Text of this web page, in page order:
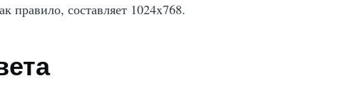
правило, составляет 1024x768.